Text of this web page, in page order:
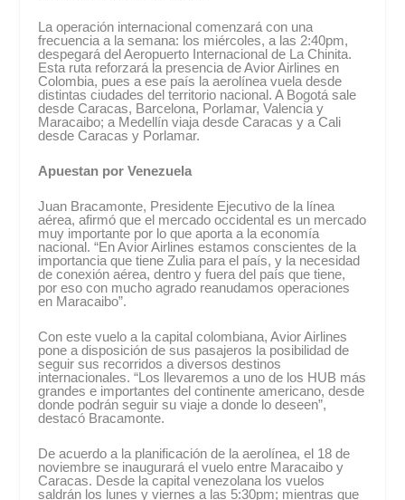
La operación internacional comenzará con una
frecuencia a la semana: los miércoles, a las 2:40pm,
despegará del Aeropuerto Internacional de La Chinita.
Esta ruta reforzará la presencia de Avior Airlines en
Colombia, pues a ese país la aerolínea vuela desde
distintas ciudades del territorio nacional. A Bogotá sale
desde Caracas, Barcelona, Porlamar, Valencia y
Maracaibo; a Medellín viaja desde Caracas y a Cali
desde Caracas y Porlamar.
Apuestan por Venezuela
Juan Bracamonte, Presidente Ejecutivo de la línea
aérea, afirmó que el mercado occidental es un mercado
muy importante por lo que aporta a la economía
nacional. “En Avior Airlines estamos conscientes de la
importancia que tiene Zulia para el país, y la necesidad
de conexión aérea, dentro y fuera del país que tiene,
por eso con mucho agrado reanudamos operaciones
en Maracaibo”.
Con este vuelo a la capital colombiana, Avior Airlines
pone a disposición de sus pasajeros la posibilidad de
seguir sus recorridos a diversos destinos
internacionales. “Los llevaremos a uno de los HUB más
grandes e importantes del continente americano, desde
donde podrán seguir su viaje a donde lo deseen”,
destacó Bracamonte.
De acuerdo a la planificación de la aerolínea, el 18 de
noviembre se inaugurará el vuelo entre Maracaibo y
Caracas. Desde la capital venezolana los vuelos
saldrán los lunes y viernes a las 5:30pm; mientras que